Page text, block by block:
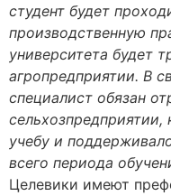
студент будет
производственную
университета будет
агропредприятии. В
специалист обязан
сельхозпредприятии,
учебу и
всего периода
Целевики имеют